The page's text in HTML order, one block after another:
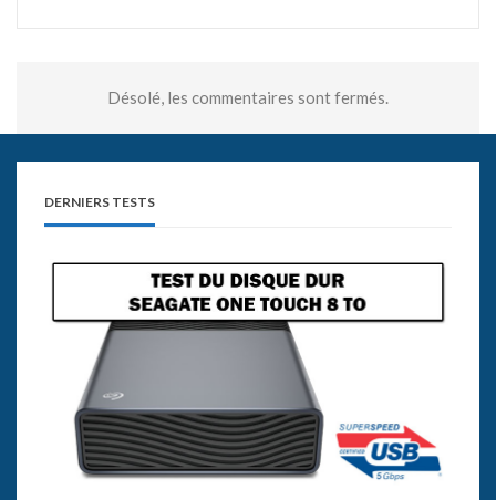
Désolé, les commentaires sont fermés.
DERNIERS TESTS